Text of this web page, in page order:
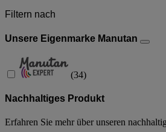
Filtern nach
Unsere Eigenmarke Manutan
(34)
Nachhaltiges Produkt
Erfahren Sie mehr über unseren